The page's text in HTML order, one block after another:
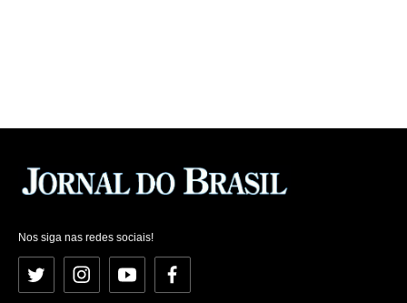
Nos siga nas redes sociais!
Twitter InstagramYouTubeFacebook